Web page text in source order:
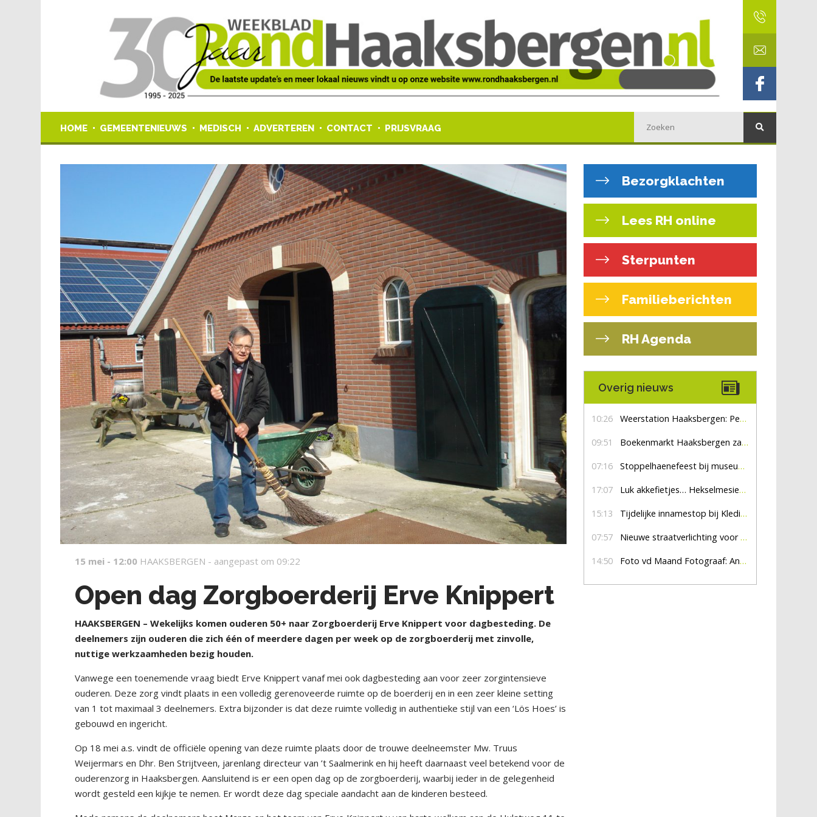
HOME GEMEENTENIEUWS MEDISCH ADVERTEREN CONTACT PRIJSVRAAG
15 mei - 12:00 HAAKSBERGEN - aangepast om 09:22
Open dag Zorgboerderij Erve Knippert
HAAKSBERGEN – Wekelijks komen ouderen 50+ naar Zorgboerderij Erve Knippert voor dagbesteding. De
deelnemers zijn ouderen die zich één of meerdere dagen per week op de zorgboerderij met zinvolle,
nuttige werkzaamheden bezig houden.
Vanwege een toenemende vraag biedt Erve Knippert vanaf mei ook dagbesteding aan voor zeer zorgintensieve
ouderen. Deze zorg vindt plaats in een volledig gerenoveerde ruimte op de boerderij en in een zeer kleine setting
van 1 tot maximaal 3 deelnemers. Extra bijzonder is dat deze ruimte volledig in authentieke stijl van een ‘Lös Hoes’ is
gebouwd en ingericht.
Op 18 mei a.s. vindt de officiële opening van deze ruimte plaats door de trouwe deelneemster Mw. Truus
Weijermars en Dhr. Ben Strijtveen, jarenlang directeur van ’t Saalmerink en hij heeft daarnaast veel betekend voor de
ouderenzorg in Haaksbergen. Aansluitend is er een open dag op de zorgboerderij, waarbij ieder in de gelegenheid
wordt gesteld een kijkje te nemen. Er wordt deze dag speciale aandacht aan de kinderen besteed.
Bezorgklachten
Lees RH online
Sterpunten
Familieberichten
RH Agenda
Overig nieuws
10:26 Weerstation Haaksbergen: Perioden met zon en droog
09:51 Boekenmarkt Haaksbergen zaterdag 8 augustus, marktplein Haaksbergen
07:16 Stoppelhaenefeest bij museum De Lebbenbrugge
17:07 Luk akkefietjes… HekselmesienHarry
15:13 Tijdelijke innamestop bij Kledingbank Stefania
07:57 Nieuwe straatverlichting voor De Veldmaat en De Pas
14:50 Foto vd Maand Fotograaf: Anna Jalving